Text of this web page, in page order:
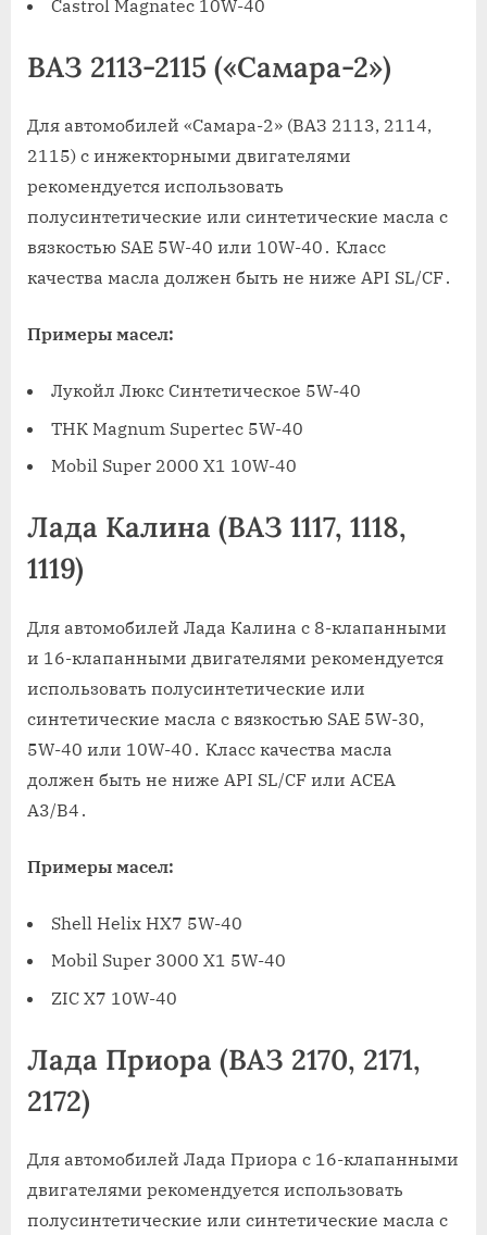
Castrol Magnatec 10W-40
ВАЗ 2113-2115 («Самара-2»)
Для автомобилей «Самара-2» (ВАЗ 2113, 2114,
2115) с инжекторными двигателями
рекомендуется использовать
полусинтетические или синтетические масла с
вязкостью SAE 5W-40 или 10W-40․ Класс
качества масла должен быть не ниже API SL/CF․
Примеры масел:
Лукойл Люкс Синтетическое 5W-40
ТНК Magnum Supertec 5W-40
Mobil Super 2000 X1 10W-40
Лада Калина (ВАЗ 1117, 1118,
1119)
Для автомобилей Лада Калина с 8-клапанными
и 16-клапанными двигателями рекомендуется
использовать полусинтетические или
синтетические масла с вязкостью SAE 5W-30,
5W-40 или 10W-40․ Класс качества масла
должен быть не ниже API SL/CF или ACEA
A3/B4․
Примеры масел:
Shell Helix HX7 5W-40
Mobil Super 3000 X1 5W-40
ZIC X7 10W-40
Лада Приора (ВАЗ 2170, 2171,
2172)
Для автомобилей Лада Приора с 16-клапанными
двигателями рекомендуется использовать
полусинтетические или синтетические масла с